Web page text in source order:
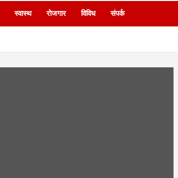
स्वास्थ रोजगार विविध संपर्क